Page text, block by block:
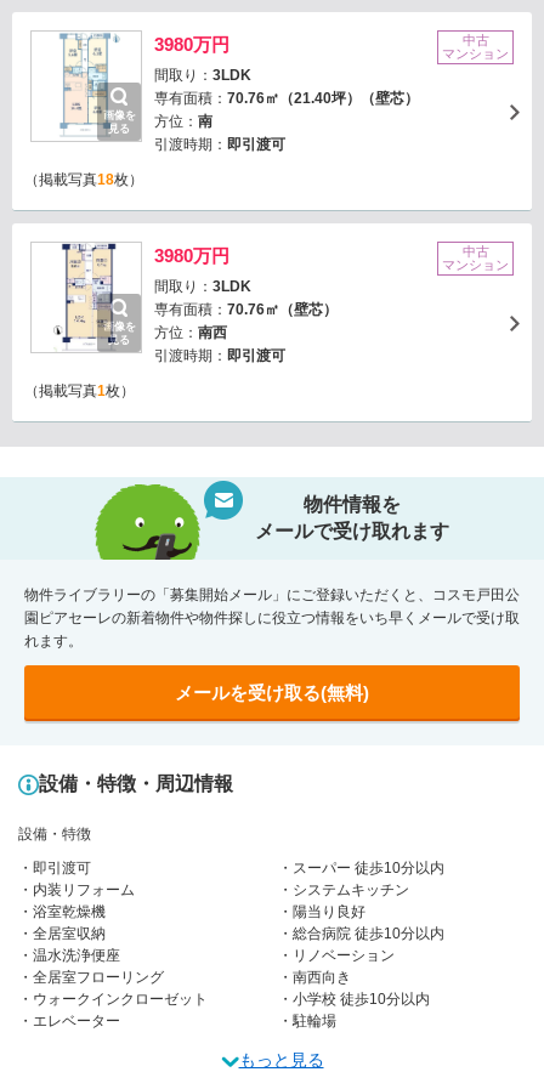
画像を
見る
3980万円
間取り： 3LDK
専有面積： 70.76㎡（21.40坪）（壁芯）
方位： 南
引渡時期： 即引渡可
中古
マンション
（掲載写真18枚）
画像を
見る
3980万円
間取り： 3LDK
専有面積： 70.76㎡（壁芯）
方位： 南西
引渡時期： 即引渡可
中古
マンション
（掲載写真1枚）
物件情報を
メールで受け取れます
物件ライブラリーの「募集開始メール」にご登録いただくと、コスモ戸田公
園ピアセーレの新着物件や物件探しに役立つ情報をいち早くメールで受け取
れます。
メールを受け取る(無料)
設備・特徴・周辺情報
設備・特徴
即引渡可
スーパー 徒歩10分以内
内装リフォーム
システムキッチン
浴室乾燥機
陽当り良好
全居室収納
総合病院 徒歩10分以内
温水洗浄便座
リノベーション
全居室フローリング
南西向き
ウォークインクローゼット
小学校 徒歩10分以内
エレベーター
駐輪場
もっと見る